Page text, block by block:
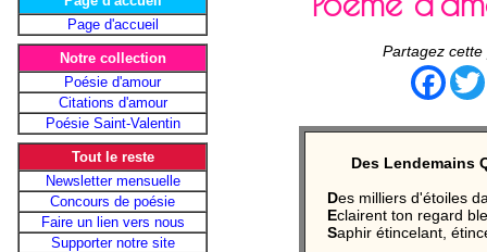
Page d'accueil
Notre collection
Poésie d'amour
Citations d'amour
Poésie Saint-Valentin
Tout le reste
Newsletter mensuelle
Concours de poésie
Faire un lien vers nous
Supporter notre site
Partagez
Des Lendemains
Des milliers d'étoiles
Eclairent ton regard
Saphir étincelant,